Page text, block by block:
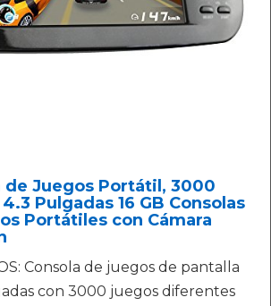
de Juegos Portátil, 3000
Pulgadas 16 GB Consolas
Portátiles con Cámara
Consola de juegos de pantalla
con 3000 juegos diferentes